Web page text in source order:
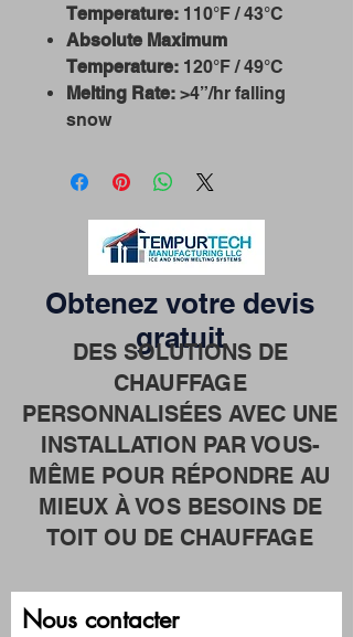
Temperature: 110°F / 43°C
Absolute Maximum
Temperature: 120°F / 49°C
Melting Rate: >4”/hr falling
snow
Obtenez votre devis
gratuit
DES SOLUTIONS DE
CHAUFFAGE
PERSONNALISÉES AVEC UNE
INSTALLATION PAR VOUS-
MÊME POUR RÉPONDRE AU
MIEUX À VOS BESOINS DE
TOIT OU DE CHAUFFAGE
Nous contacter